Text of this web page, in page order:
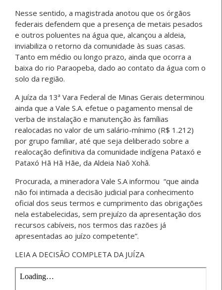
Nesse sentido, a magistrada anotou que os órgãos
federais defendem que a presença de metais pesados
e outros poluentes na água que, alcançou a aldeia,
inviabiliza o retorno da comunidade às suas casas.
Tanto em médio ou longo prazo, ainda que ocorra a
baixa do rio Paraopeba, dado ao contato da água com o
solo da região.
A juíza da 13ª Vara Federal de Minas Gerais determinou
ainda que a Vale S.A. efetue o pagamento mensal de
verba de instalação e manutenção às famílias
realocadas no valor de um salário-mínimo (R$ 1.212)
por grupo familiar, até que seja deliberado sobre a
realocação definitiva da comunidade indígena Pataxó e
Pataxó Hã Hã Hãe, da Aldeia Naô Xohâ.
Procurada, a mineradora Vale S.A informou “que ainda
não foi intimada a decisão judicial para conhecimento
oficial dos seus termos e cumprimento das obrigações
nela estabelecidas, sem prejuízo da apresentação dos
recursos cabíveis, nos termos das razões já
apresentadas ao juízo competente”.
LEIA A DECISÃO COMPLETA DA JUÍZA